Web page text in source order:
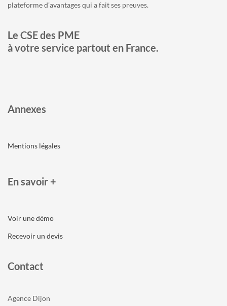
plateforme d’avantages qui a fait ses preuves.
Le CSE des PME
à votre service partout en France.
Annexes
Mentions légales
En savoir +
Voir une démo
Recevoir un devis
Contact
Agence Dijon